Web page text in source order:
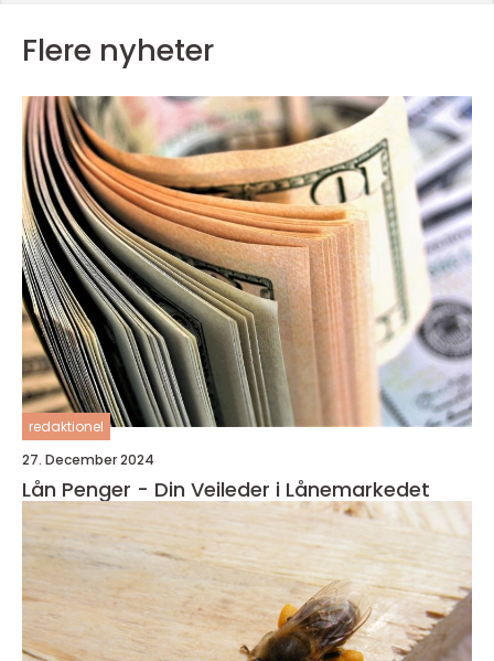
Flere nyheter
redaktionel
27. December 2024
Lån Penger - Din Veileder i Lånemarkedet